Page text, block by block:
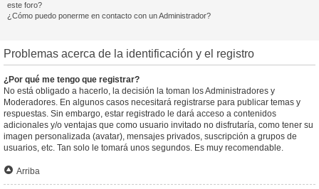
este foro?
¿Cómo puedo ponerme en contacto con un Administrador?
Problemas acerca de la identificación y el registro
¿Por qué me tengo que registrar?
No está obligado a hacerlo, la decisión la toman los Administradores y
Moderadores. En algunos casos necesitará registrarse para publicar temas y
respuestas. Sin embargo, estar registrado le dará acceso a contenidos
adicionales y/o ventajas que como usuario invitado no disfrutaría, como tener su
imagen personalizada (avatar), mensajes privados, suscripción a grupos de
usuarios, etc. Tan solo le tomará unos segundos. Es muy recomendable.
Arriba